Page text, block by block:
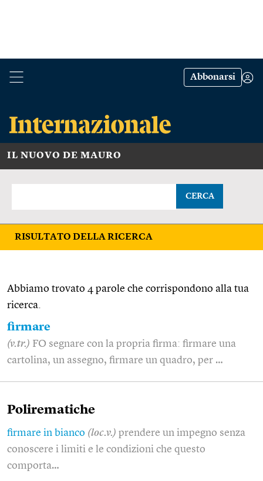
Abbonarsi
IL NUOVO DE MAURO
CERCA
RISULTATO DELLA RICERCA
Abbiamo trovato 4 parole che corrispondono alla tua
ricerca.
firmare
(v.tr.) FO segnare con la propria firma: firmare una
cartolina, un assegno, firmare un quadro, per …
Polirematiche
firmare in bianco (loc.v.) prendere un impegno senza
conoscere i limiti e le condizioni che questo
comporta…